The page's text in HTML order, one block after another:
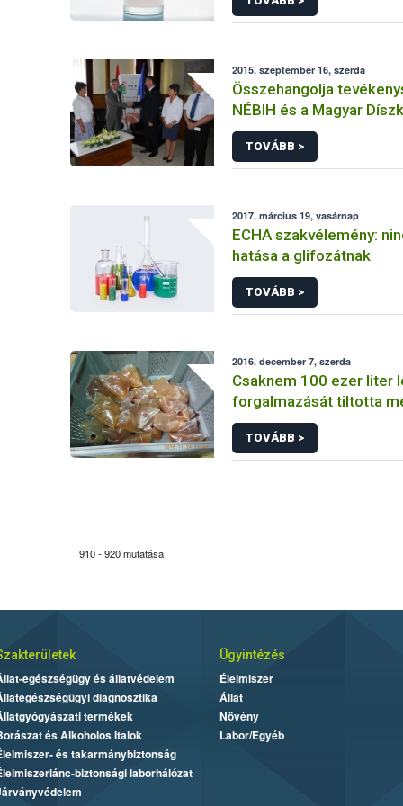
2015. szeptember 16, szerda
Összehangolja
NÉBIH és a Magyar
Szövetsége
TOVÁBB >
2017. március 19, vasárnap
ECHA szakvélemény:
hatása a glifozátnak
TOVÁBB >
2016. december 7, szerda
Csaknem 100 ezer liter
forgalmazását tiltotta
TOVÁBB >
910 - 920 mutatása
egészségügy és állatvédelem
diagnosztika
termékek
és Alkoholos Italok
és takarmánybiztonság
biztonsági laborhálózat
Ügyintézés
Élelmiszer
Állat
Növény
Labor/Egyéb